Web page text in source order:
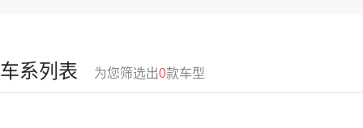
车系列表 为您筛选出0款车型